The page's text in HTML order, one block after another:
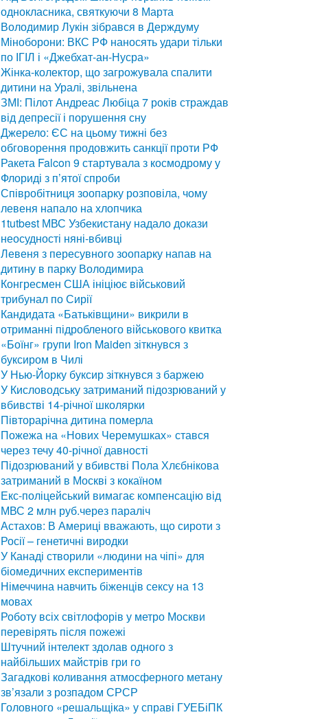
однокласника, святкуючи 8 Марта
Володимир Лукін зібрався в Держдуму
Міноборони: ВКС РФ наносять удари тільки
по ІГІЛ і «Джебхат-ан-Нусра»
Жінка-колектор, що загрожувала спалити
дитини на Уралі, звільнена
ЗМІ: Пілот Андреас Любіца 7 років страждав
від депресії і порушення сну
Джерело: ЄС на цьому тижні без
обговорення продовжить санкції проти РФ
Ракета Falcon 9 стартувала з космодрому у
Флориді з п’ятої спроби
Співробітниця зоопарку розповіла, чому
левеня напало на хлопчика
1tutbest МВС Узбекистану надало докази
неосудності няні-вбивці
Левеня з пересувного зоопарку напав на
дитину в парку Володимира
Конгресмен США ініціює військовий
трибунал по Сирії
Кандидата «Батьківщини» викрили в
отриманні підробленого військового квитка
«Боїнг» групи Iron Maiden зіткнувся з
буксиром в Чилі
У Нью-Йорку буксир зіткнувся з баржею
У Кисловодську затриманий підозрюваний у
вбивстві 14-річної школярки
Півторарічна дитина померла
Пожежа на «Нових Черемушках» стався
через течу 40-річної давності
Підозрюваний у вбивстві Пола Хлєбнікова
затриманий в Москві з кокаїном
Екс-поліцейський вимагає компенсацію від
МВС 2 млн руб.через параліч
Астахов: В Америці вважають, що сироти з
Росії – генетичні виродки
У Канаді створили «людини на чіпі» для
біомедичних експериментів
Німеччина навчить біженців сексу на 13
мовах
Роботу всіх світлофорів у метро Москви
перевірять після пожежі
Штучний інтелект здолав одного з
найбільших майстрів гри го
Загадкові коливання атмосферного метану
зв’язали з розпадом СРСР
Головного «решальщіка» у справі ГУЕБіПК